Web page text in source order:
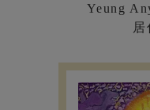
Yeung
居